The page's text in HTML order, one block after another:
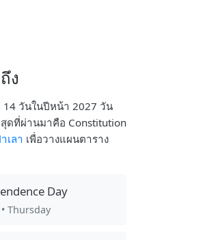
ง
14 วันในปีหน้า 2027 วัน
ดที่ผ่านมาคือ Constitution
เลา เพื่อวางแผนตาราง
Day
• Thursday